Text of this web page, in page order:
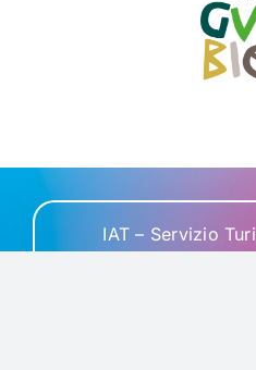
IAT – Servizio